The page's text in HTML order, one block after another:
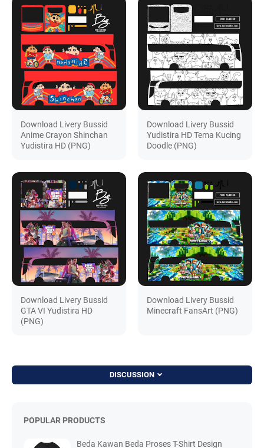
Download Livery Bussid
Anime Crayon Shinchan
Yudistira HD (PNG)
Download Livery Bussid
Yudistira HD Tema Kucing
Doodle (PNG)
Download Livery Bussid
GTA VI Yudistira HD
(PNG)
Download Livery Bussid
Minecraft FansArt (PNG)
DISCUSSION
POPULAR PRODUCTS
Beda Kawan Beda Proses T-Shirt Design